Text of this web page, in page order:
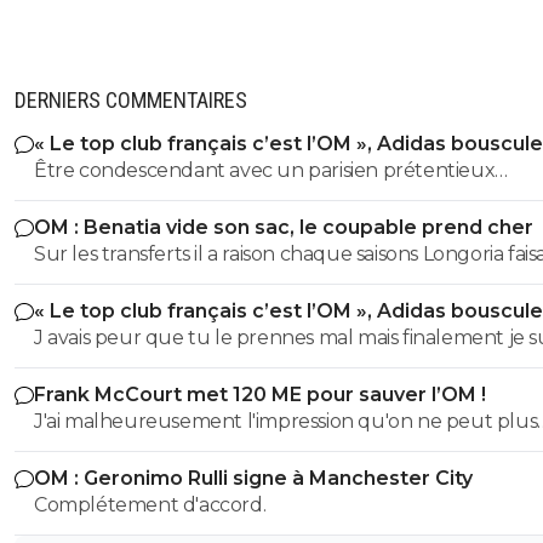
DERNIERS COMMENTAIRES
« Le top club français c’est l’OM », Adidas
PSG
Être condescendant avec un parisien prétentieux
(pléonasme) c'est mon plaisir petit poussin. Bisous
OM : Benatia vide son sac, le coupable prend cher
Sur les transferts il a raison chaque saisons Longoria
15/16 joueurs avec son poto ribalta benatia etait pas
om a l époque. En plus Longoria faisait ses agents amis
toucher sur les transferts sur l achat de tocard qui
pas quitter l'OM. Oui tout le monde voyait arriver des
joueurs tout le monde etait content mais les dessous
transferts personne ne se posaient les questions
avec quelle argent...Avec du recule Longoria a ruiné
et c' est normal que l om a plus une tune aujourd'hui
puisque la dernière saison a ete raté.
« Le top club français c’est l’OM », Adidas
PSG
J avais peur que tu le prennes mal mais finalement je
content que tu le prennes comme ça Raymond Q et
plus, ça reste dans la lignée de ta condescendance
con, bravo à toi.
Frank McCourt met 120 ME pour sauver l’OM !
J'ai malheureusement l'impression qu'on ne peut plus
aujourd'hui espérer mieux que ça. Pour moi il n'y a pas mille
possibilités. Soit on est racheté par quelqu'un (quelque
chose) qui a énormément de pognon et qui est
faire comme pour Paris: injecter beaucoup d'argent
OM : Geronimo Rulli signe à Manchester City
Complétement d'accord.